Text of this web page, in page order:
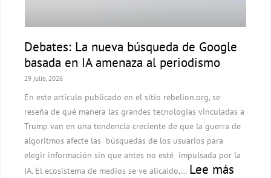
Debates: La nueva búsqueda de Google
basada en IA amenaza al periodismo
29 julio, 2026
En este artículo publicado en el sitio rebelion.org, se
reseña de qué manera las grandes tecnologías vinculadas a
Trump van en una tendencia creciente de que la guerra de
algoritmos afecte las búsquedas de los usuarios para
elegir información sin que antes no esté impulsada por la
IA. El ecosistema de medios se ve alicaído,… Lee más